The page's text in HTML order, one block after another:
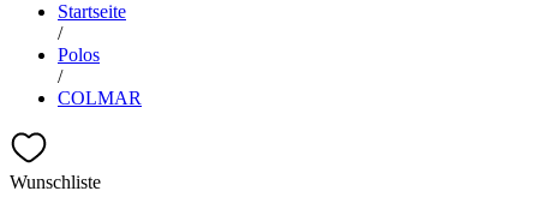
Startseite
/
Polos
/
COLMAR
Wunschliste